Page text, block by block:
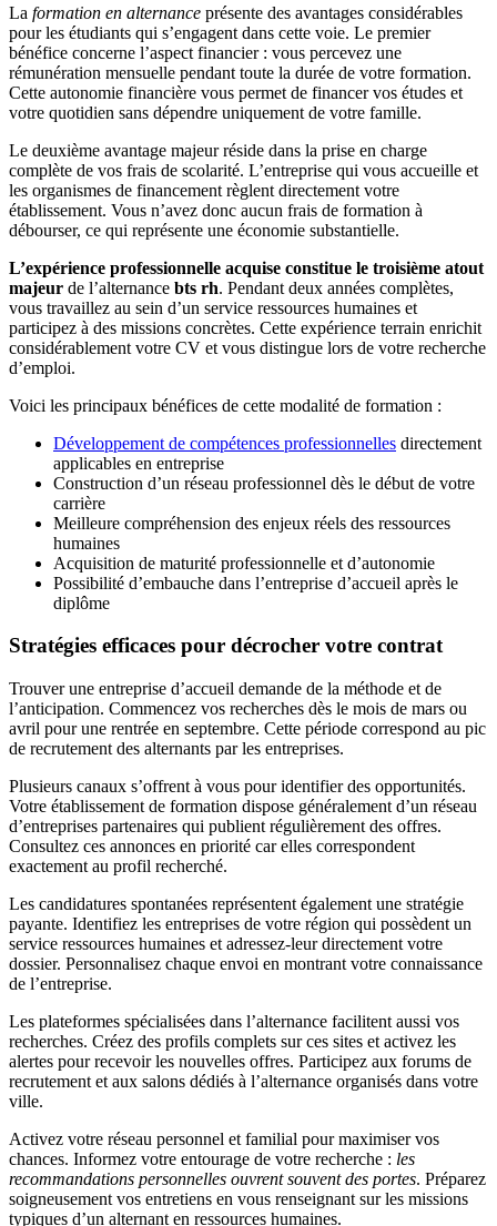
La formation en alternance présente des avantages considérables
pour les étudiants qui s’engagent dans cette voie. Le premier
bénéfice concerne l’aspect financier : vous percevez une
rémunération mensuelle pendant toute la durée de votre formation.
Cette autonomie financière vous permet de financer vos études et
votre quotidien sans dépendre uniquement de votre famille.
Le deuxième avantage majeur réside dans la prise en charge
complète de vos frais de scolarité. L’entreprise qui vous accueille et
les organismes de financement règlent directement votre
établissement. Vous n’avez donc aucun frais de formation à
débourser, ce qui représente une économie substantielle.
L’expérience professionnelle acquise constitue le troisième atout
majeur de l’alternance bts rh. Pendant deux années complètes,
vous travaillez au sein d’un service ressources humaines et
participez à des missions concrètes. Cette expérience terrain enrichit
considérablement votre CV et vous distingue lors de votre recherche
d’emploi.
Voici les principaux bénéfices de cette modalité de formation :
Développement de compétences professionnelles directement
applicables en entreprise
Construction d’un réseau professionnel dès le début de votre
carrière
Meilleure compréhension des enjeux réels des ressources
humaines
Acquisition de maturité professionnelle et d’autonomie
Possibilité d’embauche dans l’entreprise d’accueil après le
diplôme
Stratégies efficaces pour décrocher votre contrat
Trouver une entreprise d’accueil demande de la méthode et de
l’anticipation. Commencez vos recherches dès le mois de mars ou
avril pour une rentrée en septembre. Cette période correspond au pic
de recrutement des alternants par les entreprises.
Plusieurs canaux s’offrent à vous pour identifier des opportunités.
Votre établissement de formation dispose généralement d’un réseau
d’entreprises partenaires qui publient régulièrement des offres.
Consultez ces annonces en priorité car elles correspondent
exactement au profil recherché.
Les candidatures spontanées représentent également une stratégie
payante. Identifiez les entreprises de votre région qui possèdent un
service ressources humaines et adressez-leur directement votre
dossier. Personnalisez chaque envoi en montrant votre connaissance
de l’entreprise.
Les plateformes spécialisées dans l’alternance facilitent aussi vos
recherches. Créez des profils complets sur ces sites et activez les
alertes pour recevoir les nouvelles offres. Participez aux forums de
recrutement et aux salons dédiés à l’alternance organisés dans votre
ville.
Activez votre réseau personnel et familial pour maximiser vos
chances. Informez votre entourage de votre recherche : les
recommandations personnelles ouvrent souvent des portes. Préparez
soigneusement vos entretiens en vous renseignant sur les missions
typiques d’un alternant en ressources humaines.